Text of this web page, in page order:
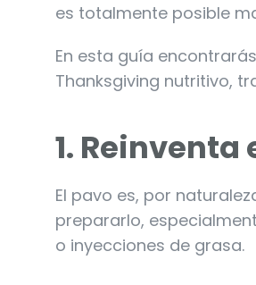
es totalmente posible
En esta guía encontrarás
Thanksgiving nutritivo,
1.
El pavo es, por
prepararlo,
o inyecciones de grasa.